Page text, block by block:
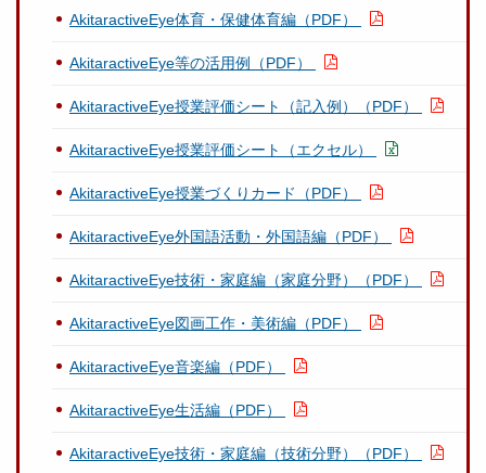
AkitaractiveEye体育・保健体育編（PDF）
AkitaractiveEye等の活用例（PDF）
AkitaractiveEye授業評価シート（記入例）（PDF）
AkitaractiveEye授業評価シート（エクセル）
AkitaractiveEye授業づくりカード（PDF）
AkitaractiveEye外国語活動・外国語編（PDF）
AkitaractiveEye技術・家庭編（家庭分野）（PDF）
AkitaractiveEye図画工作・美術編（PDF）
AkitaractiveEye音楽編（PDF）
AkitaractiveEye生活編（PDF）
AkitaractiveEye技術・家庭編（技術分野）（PDF）